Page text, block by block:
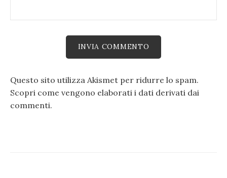
Questo sito utilizza Akismet per ridurre lo spam.
Scopri come vengono elaborati i dati derivati dai
commenti.